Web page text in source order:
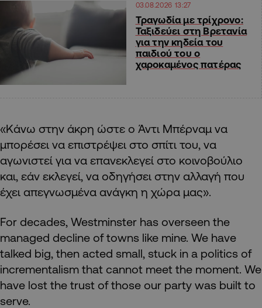
03.08.2026 13:27
Τραγωδία με τρίχρονο:
Ταξιδεύει στη Βρετανία
για την κηδεία του
παιδιού του ο
χαροκαμένος πατέρας
«Κάνω στην άκρη ώστε ο Άντι Μπέρναμ να
μπορέσει να επιστρέψει στο σπίτι του, να
αγωνιστεί για να επανεκλεγεί στο κοινοβούλιο
και, εάν εκλεγεί, να οδηγήσει στην αλλαγή που
έχει απεγνωσμένα ανάγκη η χώρα μας».
For decades, Westminster has overseen the
managed decline of towns like mine. We have
talked big, then acted small, stuck in a politics of
incrementalism that cannot meet the moment. We
have lost the trust of those our party was built to
serve.